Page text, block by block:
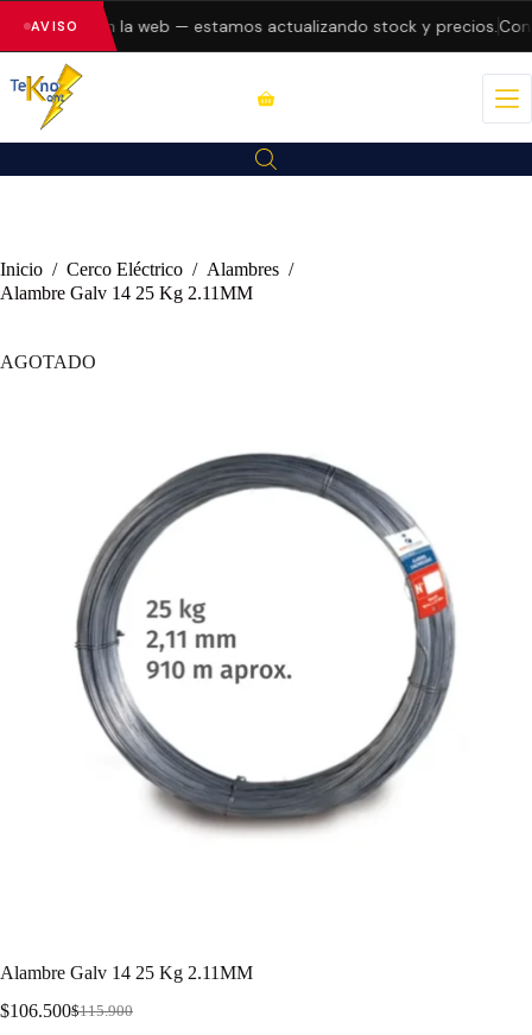
AVISO
errores en la web — estamos actualizando stock y precios.
Inicio / Cerco Eléctrico / Alambres /
Alambre Galv 14 25 Kg 2.11MM
AGOTADO
Alambre Galv 14 25 Kg 2.11MM
$115.900
$106.500